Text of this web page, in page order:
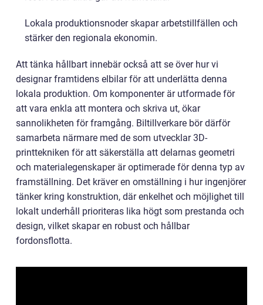
Lokala produktionsnoder skapar arbetstillfällen och
stärker den regionala ekonomin.
Att tänka hållbart innebär också att se över hur vi
designar framtidens elbilar för att underlätta denna
lokala produktion. Om komponenter är utformade för
att vara enkla att montera och skriva ut, ökar
sannolikheten för framgång. Biltillverkare bör därför
samarbeta närmare med de som utvecklar 3D-
printtekniken för att säkerställa att delarnas geometri
och materialegenskaper är optimerade för denna typ av
framställning. Det kräver en omställning i hur ingenjörer
tänker kring konstruktion, där enkelhet och möjlighet till
lokalt underhåll prioriteras lika högt som prestanda och
design, vilket skapar en robust och hållbar
fordonsflotta.